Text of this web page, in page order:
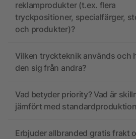
reklamprodukter (t.ex. flera
tryckpositioner, specialfärger,
och produkter)?
Vilken tryckteknik används och
den sig från andra?
Vad betyder priority? Vad är
jämfört med
Erbjuder allbranded gratis frakt